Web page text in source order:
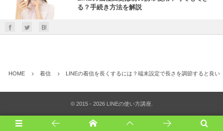
る？手続き方法を解説
HOME 着信 LINEの着信を長くするには？端末設定で長さを調節すると良い
© 2015 - 2026 LINEの使い方講座.